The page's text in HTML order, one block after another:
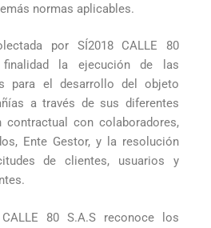
normas aplicables.
por SÍ2018 CALLE 80
la ejecución de las
para el desarrollo del objeto
a través de sus diferentes
contractual con colaboradores,
Ente Gestor, y la resolución
de clientes, usuarios y
80 S.A.S reconoce los